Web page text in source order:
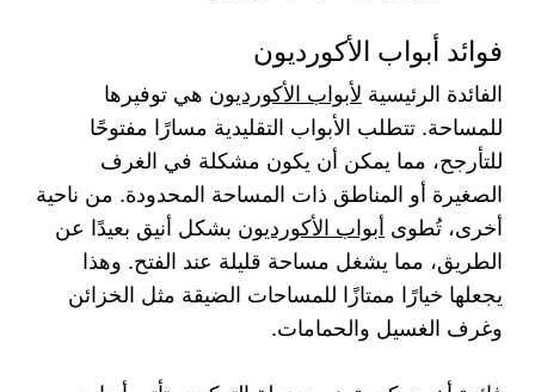
فوائد أبواب الأكورديون
الفائدة الرئيسية لأبواب الأكورديون هي توفيرها
للمساحة. تتطلب الأبواب التقليدية مسارًا مفتوحًا
للتأرجح، مما يمكن أن يكون مشكلة في الغرف
الصغيرة أو المناطق ذات المساحة المحدودة. من ناحية
أخرى، تُطوى أبواب الأكورديون بشكل أنيق بعيدًا عن
الطريق، مما يشغل مساحة قليلة عند الفتح. وهذا
يجعلها خيارًا ممتازًا للمساحات الضيقة مثل الخزائن
وغرف الغسيل والحمامات.